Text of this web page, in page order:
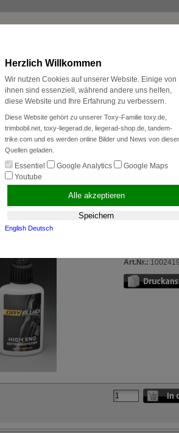
und Radreise
Neukunde? Kasse
Pflege»2x Dry Fluid Bike High End Kettengleitstoff
High End Kettengleitstoff
Sie sparen 8 %
Art.Nr.:
Herzlich Willkommen
Wir nutzen Cookies auf unserer Website. Einige von
ihnen sind essenziell, während andere uns helfen,
diese Website und Ihre Erfahrung zu verbessern.
Diese Website gehört zu unserer Toxy-Familie toxy.de,
trimbobil.net, toxy-liegerad.de, liegerad-shop.de, tandem-
trike.com und es werden online Bilder und News von
Quellen geladen.
Essentiel Google Analytics
Google Maps
Youtube
Alle akzeptieren
Speichern
English Deutsch